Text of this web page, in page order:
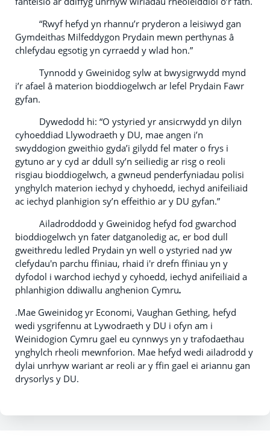
“Rwyf hefyd yn rhannu’r pryderon a leisiwyd gan
Gymdeithas Milfeddygon Prydain mewn perthynas â
chlefydau egsotig yn cyrraedd y wlad hon.”
Tynnodd y Gweinidog sylw at bwysigrwydd mynd
i’r afael â materion bioddiogelwch ar lefel Prydain Fawr
gyfan.
Dywedodd hi: “O ystyried yr ansicrwydd yn dilyn
cyhoeddiad Llywodraeth y DU, mae angen i’n
swyddogion gweithio gyda’i gilydd fel mater o frys i
gytuno ar y cyd ar ddull sy’n seiliedig ar risg o reoli
risgiau bioddiogelwch, a gwneud penderfyniadau polisi
ynghylch materion iechyd y chyhoedd, iechyd anifeiliaid
ac iechyd planhigion sy’n effeithio ar y DU gyfan.”
Ailadroddodd y Gweinidog hefyd fod gwarchod
bioddiogelwch yn fater datganoledig ac, er bod dull
gweithredu ledled Prydain yn well o ystyried nad yw
clefydau'n parchu ffiniau, rhaid i'r drefn ffiniau yn y
dyfodol i warchod iechyd y cyhoedd, iechyd anifeiliaid a
phlanhigion ddiwallu anghenion Cymru.
.Mae Gweinidog yr Economi, Vaughan Gething, hefyd
wedi ysgrifennu at Lywodraeth y DU i ofyn am i
Weinidogion Cymru gael eu cynnwys yn y trafodaethau
ynghylch rheoli mewnforion. Mae hefyd wedi ailadrodd y
dylai unrhyw wariant ar reoli ar y ffin gael ei ariannu gan
drysorlys y DU.